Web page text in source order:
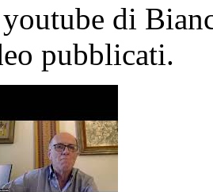
youtube di
pubblicati.